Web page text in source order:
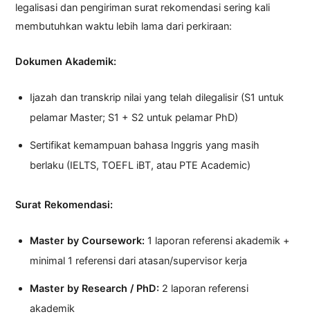
legalisasi dan pengiriman surat rekomendasi sering kali
membutuhkan waktu lebih lama dari perkiraan:
Dokumen Akademik:
Ijazah dan transkrip nilai yang telah dilegalisir (S1 untuk
pelamar Master; S1 + S2 untuk pelamar PhD)
Sertifikat kemampuan bahasa Inggris yang masih
berlaku (IELTS, TOEFL iBT, atau PTE Academic)
Surat Rekomendasi:
Master by Coursework: 1 laporan referensi akademik +
minimal 1 referensi dari atasan/supervisor kerja
Master by Research / PhD: 2 laporan referensi
akademik